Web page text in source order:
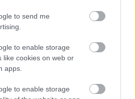
to send me
to enable storage
like cookies on web or
apps.
to enable storage